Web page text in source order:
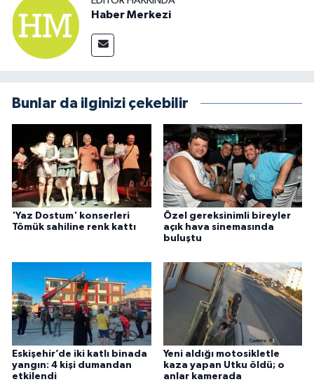
Haber Merkezi
Bunlar da ilginizi çekebilir
'Yaz Dostum' konserleri
Tömük sahiline renk kattı
Özel gereksinimli bireyler
açık hava sinemasında
buluştu
Eskişehir’de iki katlı binada
yangın: 4 kişi dumandan
etkilendi
Yeni aldığı motosikletle
kaza yapan Utku öldü; o
anlar kamerada